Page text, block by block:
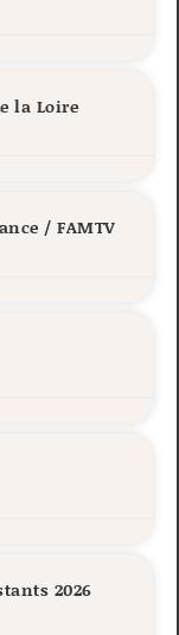
la Loire
/ FAMTV
2026